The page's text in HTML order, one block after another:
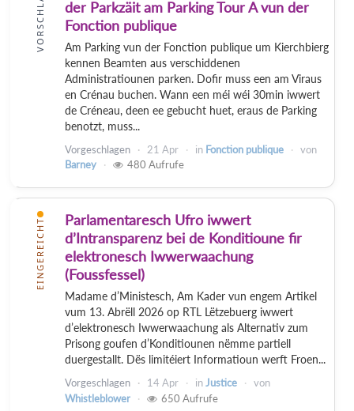
VORSCHLAG
der Parkzäit am Parking Tour A vun der
Fonction publique
Am Parking vun der Fonction publique um Kierchbierg
kennen Beamten aus verschiddenen
Administratiounen parken. Dofir muss een am Viraus
en Crénau buchen. Wann een méi wéi 30min iwwert
de Créneau, deen ee gebucht huet, eraus de Parking
benotzt, muss...
Vorgeschlagen 21 Apr in Fonction publique
von
Barney
480 Aufrufe
EINGEREICHT
Parlamentaresch Ufro iwwert
d’Intransparenz bei de Konditioune fir
elektronesch Iwwerwaachung
(Foussfessel)
Madame d’Ministesch, Am Kader vun engem Artikel
vum 13. Abrëll 2026 op RTL Lëtzebuerg iwwert
d’elektronesch Iwwerwaachung als Alternativ zum
Prisong goufen d’Konditiounen nëmme partiell
duergestallt. Dës limitéiert Informatioun werft Froen...
Vorgeschlagen 14 Apr inJustice
von
Whistleblower
650 Aufrufe